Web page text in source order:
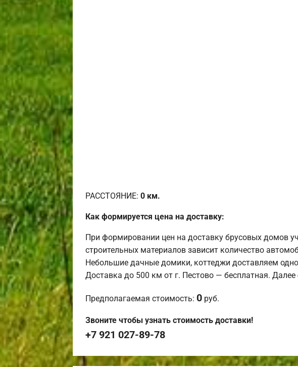
РАССТОЯНИЕ: 0 км.
Как формируется цена на доставку:
При формировании цен на доставку брусовых домов
строительных материалов зависит количество
Небольшие дачные домики, коттеджи доставляем
Доставка до 500 км от г. Пестово — бесплатная.
Предполагаемая стоимость: 0 руб.
Звоните чтобы узнать стоимость доставки!
+7 921 027-89-78